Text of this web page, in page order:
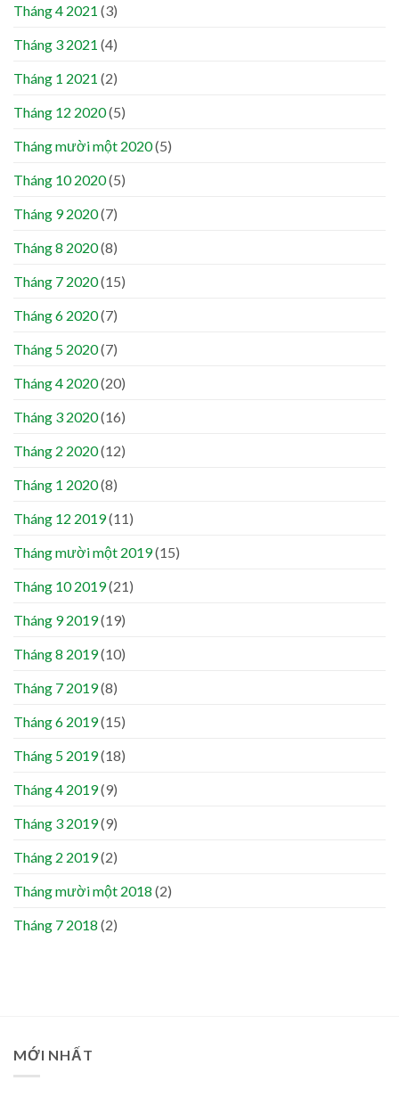
Tháng 4 2021 (3)
Tháng 3 2021 (4)
Tháng 1 2021 (2)
Tháng 12 2020(5)
Tháng mười một 2020(5)
Tháng 10 2020(5)
Tháng 9 2020(7)
Tháng 8 2020(8)
Tháng 7 2020(15)
Tháng 6 2020(7)
Tháng 5 2020(7)
Tháng 4 2020(20)
Tháng 3 2020(16)
Tháng 2 2020(12)
Tháng 1 2020(8)
Tháng 12 2019(11)
Tháng mười một 2019(15)
Tháng 10 2019(21)
Tháng 9 2019(19)
Tháng 8 2019(10)
Tháng 7 2019(8)
Tháng 6 2019(15)
Tháng 5 2019(18)
Tháng 4 2019(9)
Tháng 3 2019(9)
Tháng 2 2019(2)
Tháng mười một 2018 (2)
Tháng 7 2018 (2)
MỚI NHẤT